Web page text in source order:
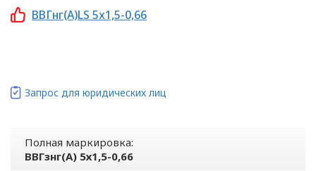
Полная маркировка:
ВВГзнг(А) 5х1,5-0,66
ВВГнг(А)LS 5х1,5-0,66
Запрос для юридических лиц